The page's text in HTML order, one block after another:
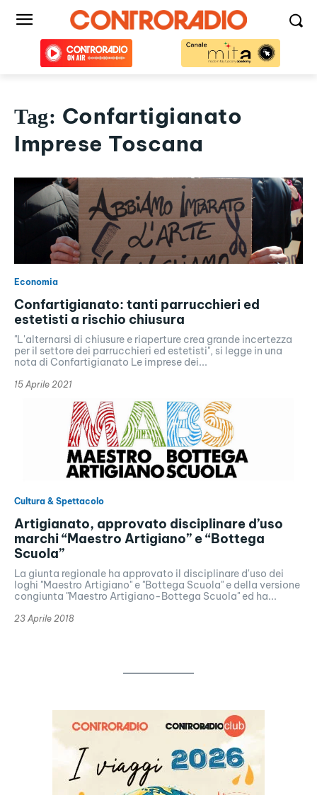
Tag: Confartigianato
Imprese Toscana
Economia
Confartigianato: tanti parrucchieri ed
estetisti a rischio chiusura
"L'alternarsi di chiusure e riaperture crea grande incertezza
per il settore dei parrucchieri ed estetisti", si legge in una
nota di Confartigianato Le imprese dei...
15 Aprile 2021
Cultura & Spettacolo
Artigianato, approvato disciplinare d’uso
marchi “Maestro Artigiano” e “Bottega
Scuola”
La giunta regionale ha approvato il disciplinare d'uso dei
loghi "Maestro Artigiano" e "Bottega Scuola" e della versione
congiunta "Maestro Artigiano-Bottega Scuola" ed ha...
23 Aprile 2018